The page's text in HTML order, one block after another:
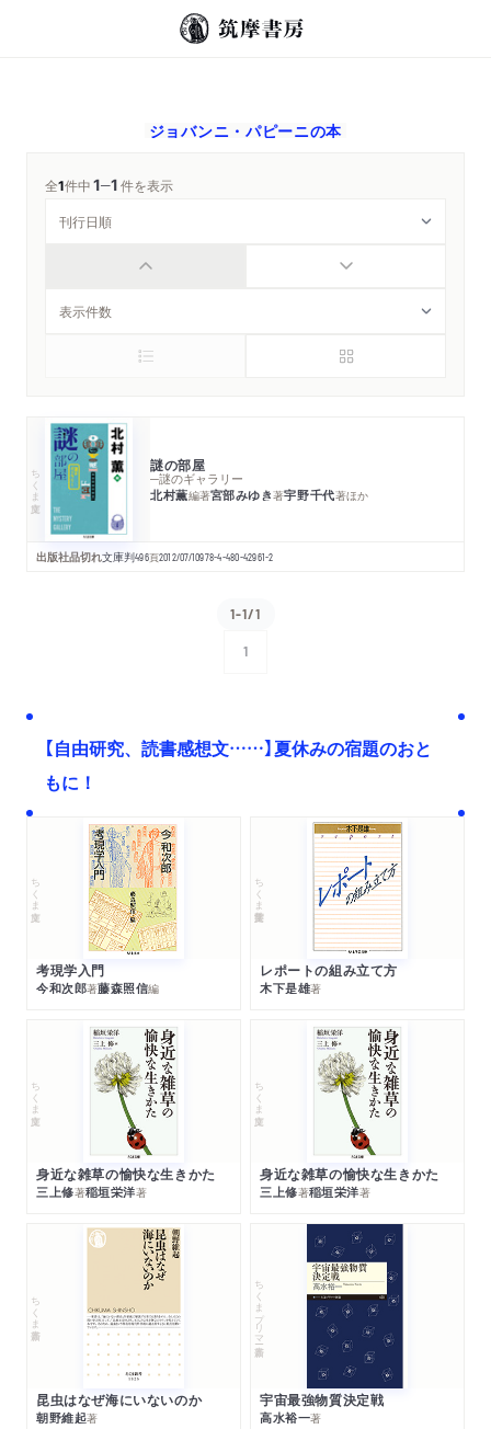
ジョバンニ・パピーニの本
全1件中1─1件を表示
ちくま文庫 謎の部屋
─謎のギャラリー
北村薫編著宮部みゆき著宇野千代著ほか
出版社品切れ文庫判496頁2012/07/10978-4-480-42961-2
1-1/1
1
【自由研究、読書感想文……】夏休みの宿題のおと
もに！
ちくま文庫
考現学入門
今和次郎著藤森照信編
ちくま学芸文庫
レポートの組み立て方
木下是雄著
ちくま文庫
身近な雑草の愉快な生きかた
三上修著稲垣栄洋著
ちくま文庫
身近な雑草の愉快な生きかた
三上修著稲垣栄洋著
ちくま新書
昆虫はなぜ海にいないのか
朝野維起著
ちくまプリマー新書
宇宙最強物質決定戦
高水裕一著